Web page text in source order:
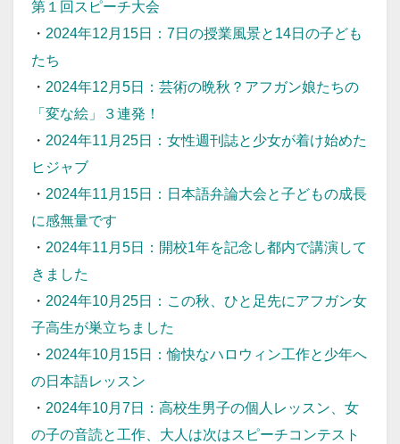
第１回スピーチ大会
・ 2024年12月15日：7日の授業風景と14日の子ども
たち
・ 2024年12月5日：芸術の晩秋？アフガン娘たちの
「変な絵」３連発！
・ 2024年11月25日：女性週刊誌と少女が着け始めた
ヒジャブ
・ 2024年11月15日：日本語弁論大会と子どもの成長
に感無量です
・ 2024年11月5日：開校1年を記念し都内で講演して
きました
・ 2024年10月25日：この秋、ひと足先にアフガン女
子高生が巣立ちました
・ 2024年10月15日：愉快なハロウィン工作と少年へ
の日本語レッスン
・ 2024年10月7日：高校生男子の個人レッスン、女
の子の音読と工作、大人は次はスピーチコンテスト